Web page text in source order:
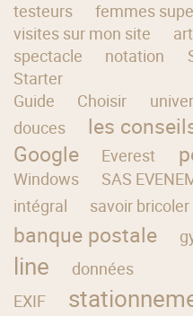
testeurs
femmes
visites sur mon site
spectacle
notation
Starter
Guide
Choisir
douces
les
Google
Everest
Windows
SAS
intégral
savoir bricoler
banque postale
line
données
EXIF